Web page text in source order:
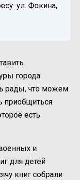
ул. Фокина,
города
рады, что можем
приобщиться
есть
и
для детей
книг собрали